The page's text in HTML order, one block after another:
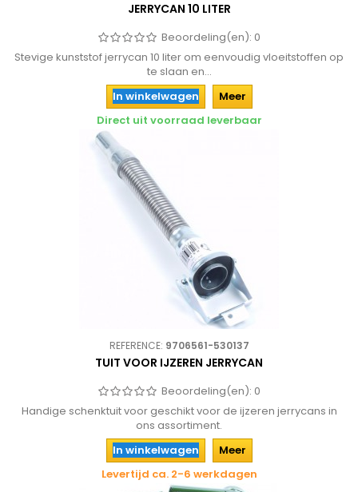
JERRYCAN 10 LITER
Beoordeling(en): 0
Stevige kunststof jerrycan 10 liter om eenvoudig vloeitstoffen op
te slaan en...
In winkelwagen
Meer
Direct uit voorraad leverbaar
REFERENCE: 9706561-530137
TUIT VOOR IJZEREN JERRYCAN
Beoordeling(en): 0
Handige schenktuit voor geschikt voor de ijzeren jerrycans in
ons assortiment.
In winkelwagen
Meer
Levertijd ca. 2-6 werkdagen